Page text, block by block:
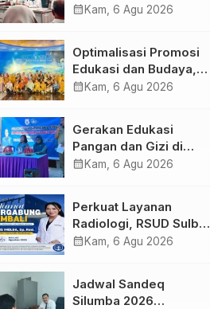
DPMPTSP Sulbar Siap
calendar_month Kam, 6 Agu 2026
Optimalisasi Promosi
Edukasi dan Budaya,
Anjungan Provinsi
Bersama Sky World
TMII
calendar_month Kam, 6 Agu 2026
Gerakan Edukasi
Pangan dan Gizi di
Mamasa: Tingkatkan
dalam Pemenuhan Gizi
calendar_month Kam, 6 Agu 2026
Perkuat Layanan
Radiologi, RSUD Sulbar
Sambut Kembali dr. Iis
calendar_month Kam, 6 Agu 2026
Jadwal Sandeq
Silumba 2026